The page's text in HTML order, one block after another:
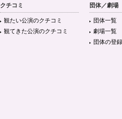
クチコミ
観たい公演のクチコミ
観てきた公演のクチコミ
団体／劇場
団体一覧
劇場一覧
団体の登録